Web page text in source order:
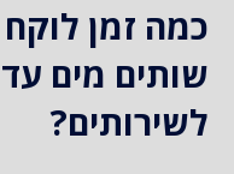
כמה זמן
שותים מים
לשירותים?